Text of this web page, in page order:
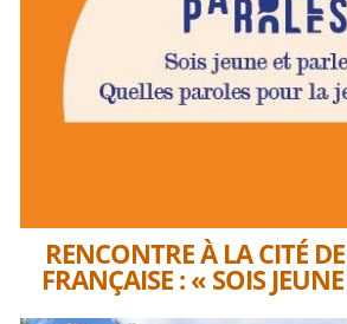
RENCONTRE À LA CITÉ
FRANÇAISE : « SOIS